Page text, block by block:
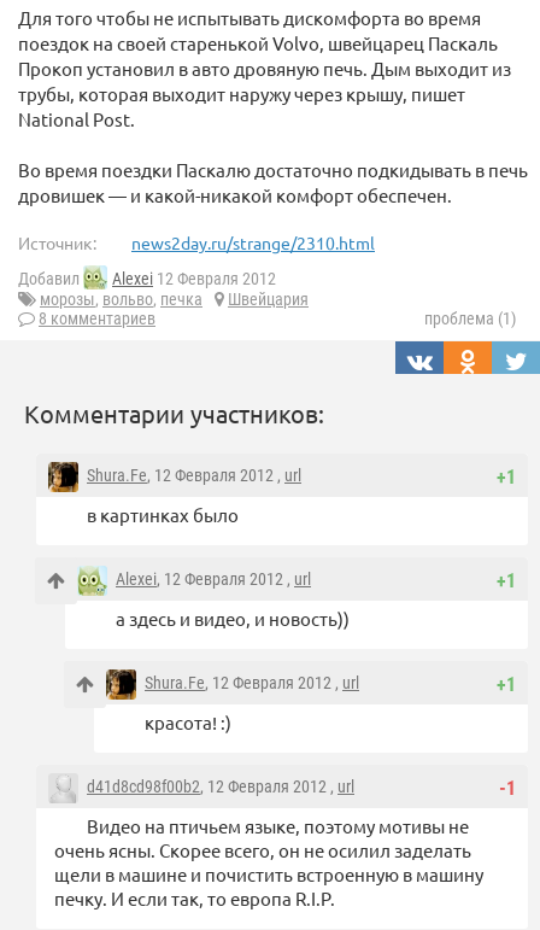
Для того чтобы не испытывать дискомфорта во время
поездок на своей старенькой Volvo, швейцарец Паскаль
Прокоп установил в авто дровяную печь. Дым выходит из
трубы, которая выходит наружу через крышу, пишет
National Post.
Во время поездки Паскалю достаточно подкидывать в печь
дровишек — и какой-никакой комфорт обеспечен.
Источник: news2day.ru/strange/2310.html
Добавил Alexei 12 Февраля 2012
морозы, вольво, печка
Швейцария
8 комментариев
проблема (1)
Комментарии участников:
+1
Shura.Fe, 12 Февраля 2012 , url
в картинках было
+1
Alexei, 12 Февраля 2012 , url
а здесь и видео, и новость))
+1
Shura.Fe, 12 Февраля 2012 , url
красота! :)
-1
d41d8cd98f00b2, 12 Февраля 2012 , url
Видео на птичьем языке, поэтому мотивы не
очень ясны. Скорее всего, он не осилил заделать
щели в машине и почистить встроенную в машину
печку. И если так, то европа R.I.P.